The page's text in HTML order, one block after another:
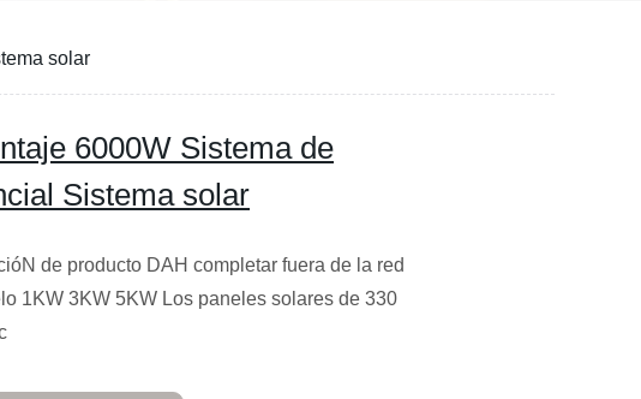
solar
6000W Sistema de
Sistema solar
de producto DAH completar fuera de la red
1KW 3KW 5KW Los paneles solares de 330